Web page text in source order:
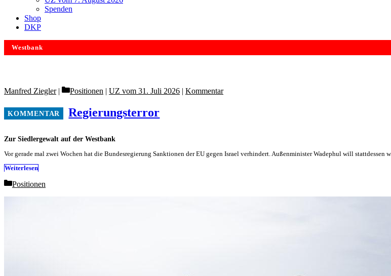
Spenden
Shop
DKP
Westbank
Zur Siedlergewalt auf der Westbank
Regierungsterror
Manfred Ziegler Categories
Positionen | UZ vom 31. Juli 2026 | Kommentar
Vor gerade mal zwei Wochen hat die Bundesregierung Sanktionen der EU gegen Israel verhindert. Außenminister Wadephul will stattdessen
Weiterlesen
Categories
Positionen